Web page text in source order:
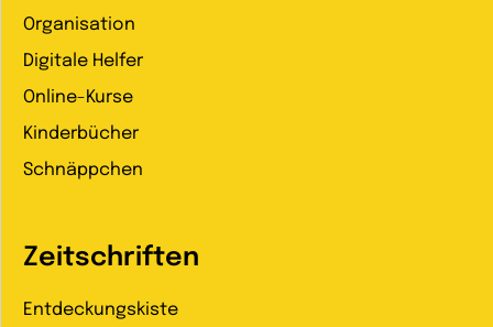
Organisation
Digitale Helfer
Online-Kurse
Kinderbücher
Schnäppchen
Zeitschriften
Entdeckungskiste